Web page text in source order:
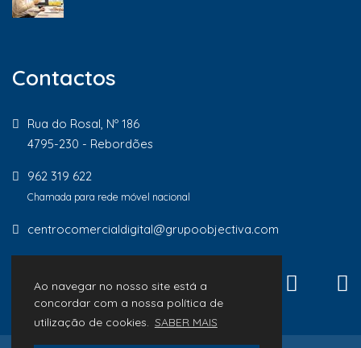
Ao navegar no nosso site está a
concordar com a nossa política de
utilização de cookies. SABER MAIS
Contactos
Rua do Rosal, Nº 186
4795-230 - Rebordões
962 319 622
Chamada para rede móvel nacional
centrocomercialdigital@grupoobjectiva.com